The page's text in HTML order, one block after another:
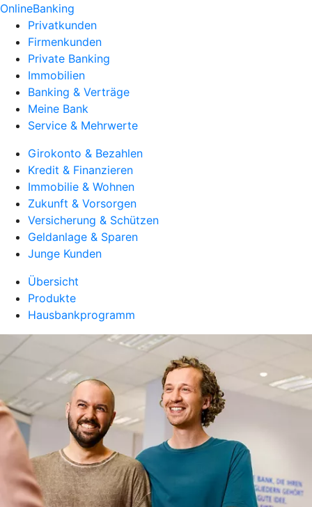
OnlineBanking
Privatkunden
Firmenkunden
Private Banking
Immobilien
Banking & Verträge
Meine Bank
Service & Mehrwerte
Girokonto & Bezahlen
Kredit & Finanzieren
Immobilie & Wohnen
Zukunft & Vorsorgen
Versicherung & Schützen
Geldanlage & Sparen
Junge Kunden
Übersicht
Produkte
Hausbankprogramm